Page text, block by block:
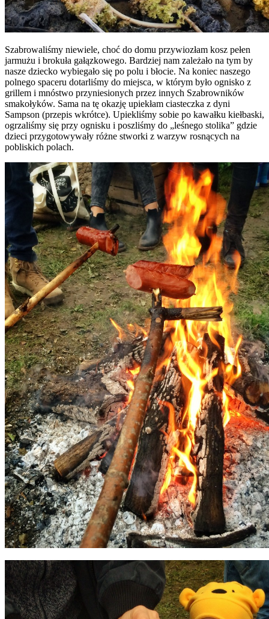
Szabrowaliśmy niewiele, choć do domu przywiozłam kosz pełen
jarmużu i brokuła gałązkowego. Bardziej nam zależało na tym by
nasze dziecko wybiegało się po polu i błocie. Na koniec naszego
polnego spaceru dotarliśmy do miejsca, w którym było ognisko z
grillem i mnóstwo przyniesionych przez innych Szabrowników
smakołyków. Sama na tę okazję upiekłam ciasteczka z dyni
Sampson (przepis wkrótce). Upiekliśmy sobie po kawałku kiełbaski,
ogrzaliśmy się przy ognisku i poszliśmy do „leśnego stolika” gdzie
dzieci przygotowywały różne stworki z warzyw rosnących na
pobliskich polach.